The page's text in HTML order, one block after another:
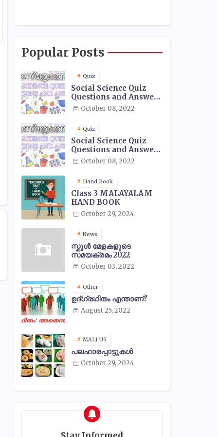
Popular Posts
Quiz
Social Science Quiz
Questions and Answers
- 01October 08, 2022
Quiz
Social Science Quiz
Questions and Answers
- 02October 08, 2022
Hand Book
Class 3 MALAYALAM
HAND BOOK
October 29, 2024
News
സ്കൂൾ മേളകളുടെ
സമയക്രമം 2022
October 03, 2022
Other
ഉദ്ഗ്രഥിതം എന്താണ്?
August 25, 2022
MAL1 U5
പലഹാരപ്പാട്ടുകൾ
October 29, 2024